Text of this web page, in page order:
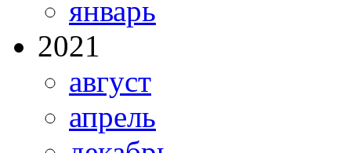
январь
2021
август
апрель